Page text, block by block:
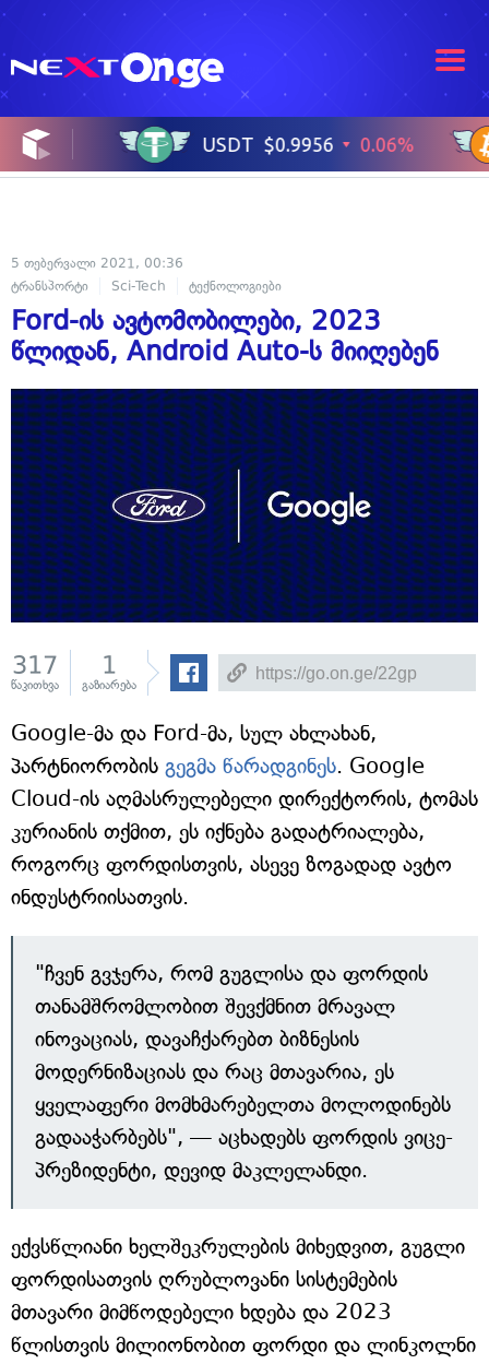
5 თებერვალი 2021, 00:36
ტრანსპორტი
Sci-Tech ტექნოლოგიები
Ford-ის ავტომობილები, 2023
წლიდან, Android Auto-ს მიიღებენ
317
წაკითხვა
1
გაზიარება
Google-მა და Ford-მა, სულ ახლახან,
პარტნიორობის გეგმა წარადგინეს. Google
Cloud-ის აღმასრულებელი დირექტორის, ტომას
კურიანის თქმით, ეს იქნება გადატრიალება,
როგორც ფორდისთვის, ასევე ზოგადად ავტო
ინდუსტრიისათვის.
"ჩვენ გვჯერა, რომ გუგლისა და ფორდის
თანამშრომლობით შევქმნით მრავალ
ინოვაციას, დავაჩქარებთ ბიზნესის
მოდერნიზაციას და რაც მთავარია, ეს
ყველაფერი მომხმარებელთა მოლოდინებს
გადააჭარბებს", — აცხადებს ფორდის ვიცე-
პრეზიდენტი, დევიდ მაკლელანდი.
ექვსწლიანი ხელშეკრულების მიხედვით, გუგლი
ფორდისათვის ღრუბლოვანი სისტემების
მთავარი მიმწოდებელი ხდება და 2023
წლისთვის მილიონობით ფორდი და ლინკოლნი